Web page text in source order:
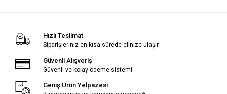
Hızlı Teslimat
Siparişleriniz en kısa sürede elinize ulaşır.
Güvenli Alışveriş
Güvenli ve kolay ödeme sistemi
Geniş Ürün Yelpazesi